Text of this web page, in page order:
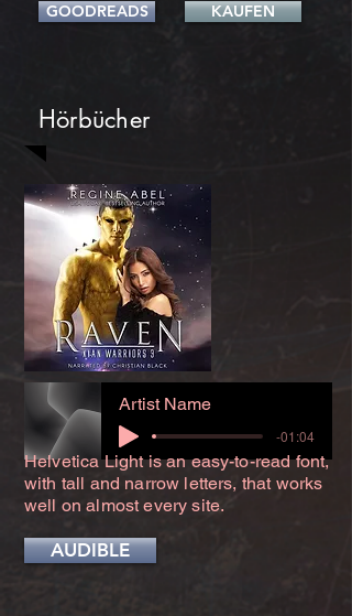
GOODREADS KAUFEN
Hörbücher
Artist Name
-01:04
Helvetica Light is an easy-to-read font,
with tall and narrow letters, that works
well on almost every site.
AUDIBLE